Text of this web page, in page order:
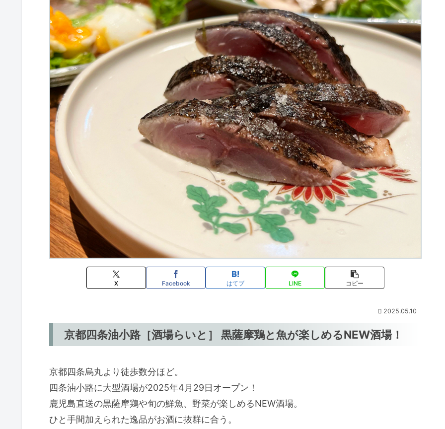
X Facebook はてブ LINE コピー
2025.05.10
京都四条油小路［酒場らいと］ 黒薩摩鶏と魚が楽しめるNEW酒場！
京都四条烏丸より徒歩数分ほど。
四条油小路に大型酒場が2025年4月29日オープン！
鹿児島直送の黒薩摩鶏や旬の鮮魚、野菜が楽しめるNEW酒場。
ひと手間加えられた逸品がお酒に抜群に合う。